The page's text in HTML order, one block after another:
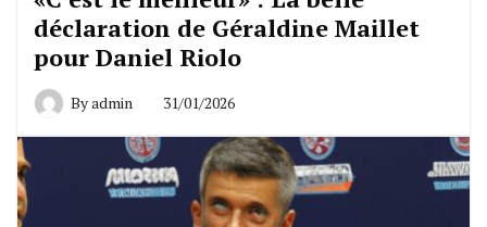
déclaration de Géraldine Maillet
pour Daniel Riolo
Byadmin 31/01/2026